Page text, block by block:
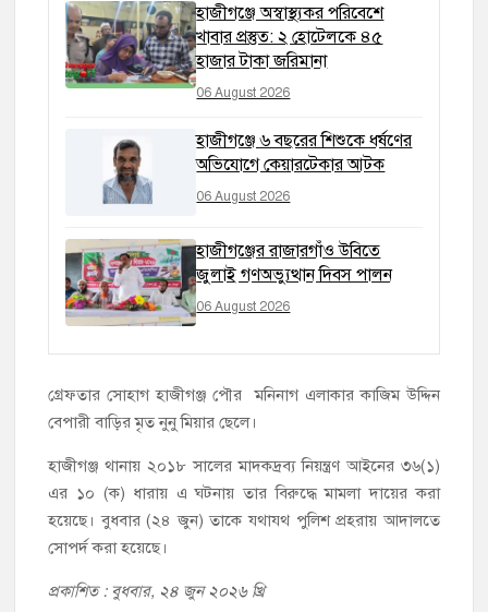
হাজীগঞ্জে অস্বাস্থ্যকর পরিবেশে
খাবার প্রস্তুত: ২ হোটেলকে ৪৫
হাজার টাকা জরিমানা
06 August 2026
হাজীগঞ্জে ৬ বছরের শিশুকে ধর্ষণের
অভিযোগে কেয়ারটেকার আটক
06 August 2026
হাজীগঞ্জের রাজারগাঁও উবিতে
জুলাই গণঅভ্যুত্থান দিবস পালন
06 August 2026
গ্রেফতার সোহাগ হাজীগঞ্জ পৌর মনিনাগ এলাকার কাজিম উদ্দিন
বেপারী বাড়ির মৃত নুনু মিয়ার ছেলে।
হাজীগঞ্জ থানায় ২০১৮ সালের মাদকদ্রব্য নিয়ন্ত্রণ আইনের ৩৬(১)
এর ১০ (ক) ধারায় এ ঘটনায় তার বিরুদ্ধে মামলা দায়ের করা
হয়েছে। বুধবার (২৪ জুন) তাকে যথাযথ পুলিশ প্রহরায় আদালতে
সোপর্দ করা হয়েছে।
প্রকাশিত : বুধবার, ২৪ জুন ২০২৬ খ্রি